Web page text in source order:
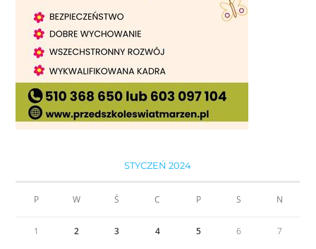
STYCZEŃ 2024
P W Ś C P S N
1 2 3 4 5 6 7